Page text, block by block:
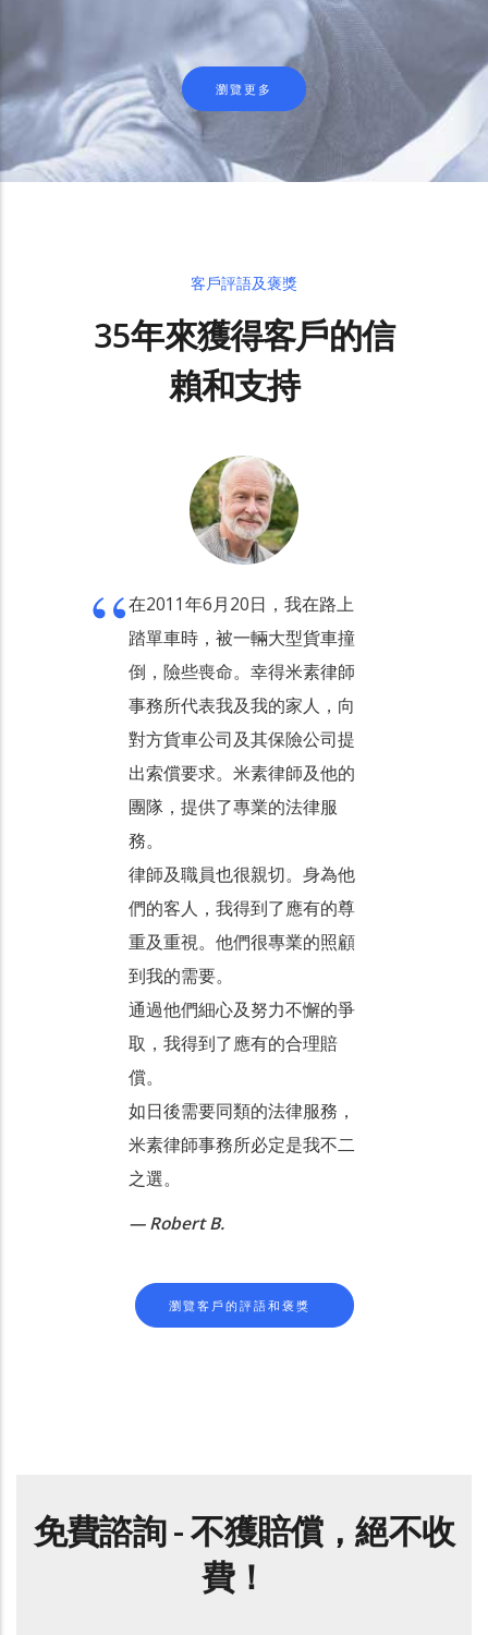
瀏覽更多
客戶評語及褒獎
35年來獲得客戶的信
賴和支持
在2011年6月20日，我在路上
踏單車時，被一輛大型貨車撞
倒，險些喪命。幸得米素律師
事務所代表我及我的家人，向
對方貨車公司及其保險公司提
出索償要求。米素律師及他的
團隊，提供了專業的法律服
務。
律師及職員也很親切。身為他
們的客人，我得到了應有的尊
重及重視。他們很專業的照顧
到我的需要。
通過他們細心及努力不懈的爭
取，我得到了應有的合理賠
償。
如日後需要同類的法律服務，
米素律師事務所必定是我不二
之選。
Robert B.
瀏覽客戶的評語和褒獎
免費諮詢 - 不獲賠償，絕不收
費！